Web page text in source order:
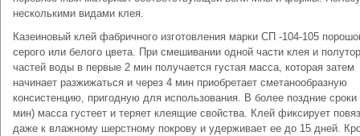
несколькими видами клея.
Казеиновый клей фабричного изготовления марки СП -104-105
серого или белого цвета. При смешивании одной части клея и
частей воды в первые 2 мин получается густая масса, которая затем
начинает разжижаться и через 4 мин приобретает сметанообразную
консистенцию, пригодную для использования. В более поздние сроки
мин) масса густеет и теряет клеящие свойства. Клей фиксирует
даже к влажному шерстному покрову и удерживает ее до 15 дней.